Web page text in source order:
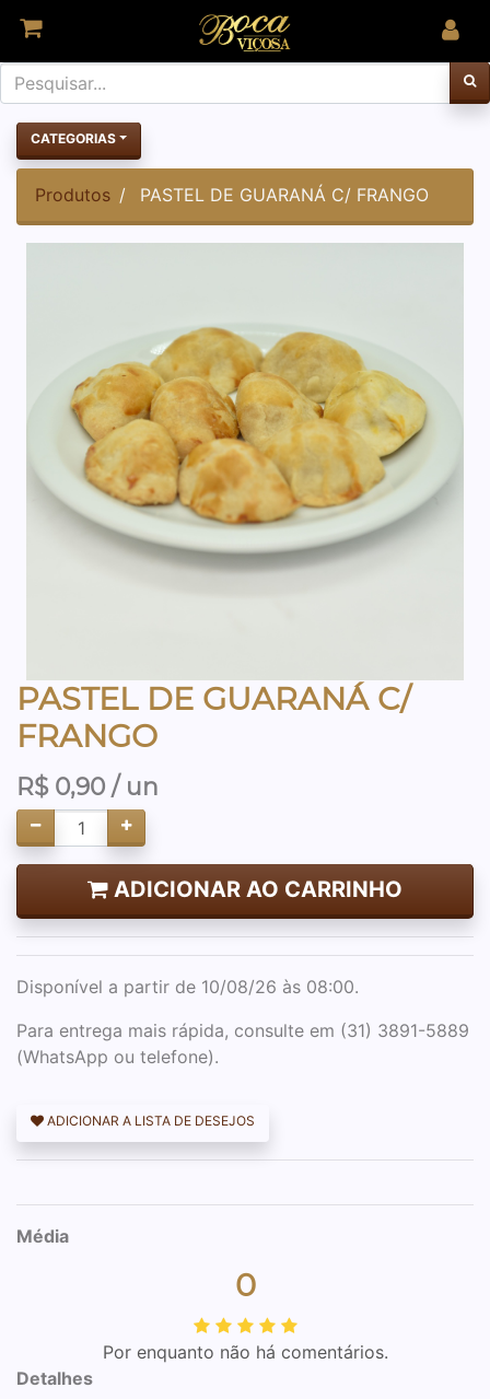
CATEGORIAS
Produtos PASTEL DE GUARANÁ C/ FRANGO
PASTEL DE GUARANÁ C/
FRANGO
R$ 0,90 / un
ADICIONAR AO CARRINHO
Disponível a partir de 10/08/26 às 08:00.
Para entrega mais rápida, consulte em (31) 3891-5889
(WhatsApp ou telefone).
ADICIONAR A LISTA DE DESEJOS
Média
0
Por enquanto não há comentários.
Detalhes